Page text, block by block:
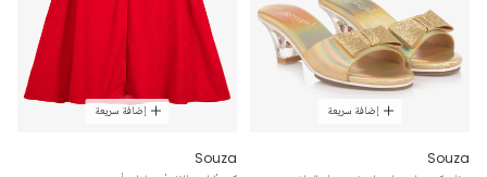
إضافة سريعة
Souza
إضافة سريعة
Souza